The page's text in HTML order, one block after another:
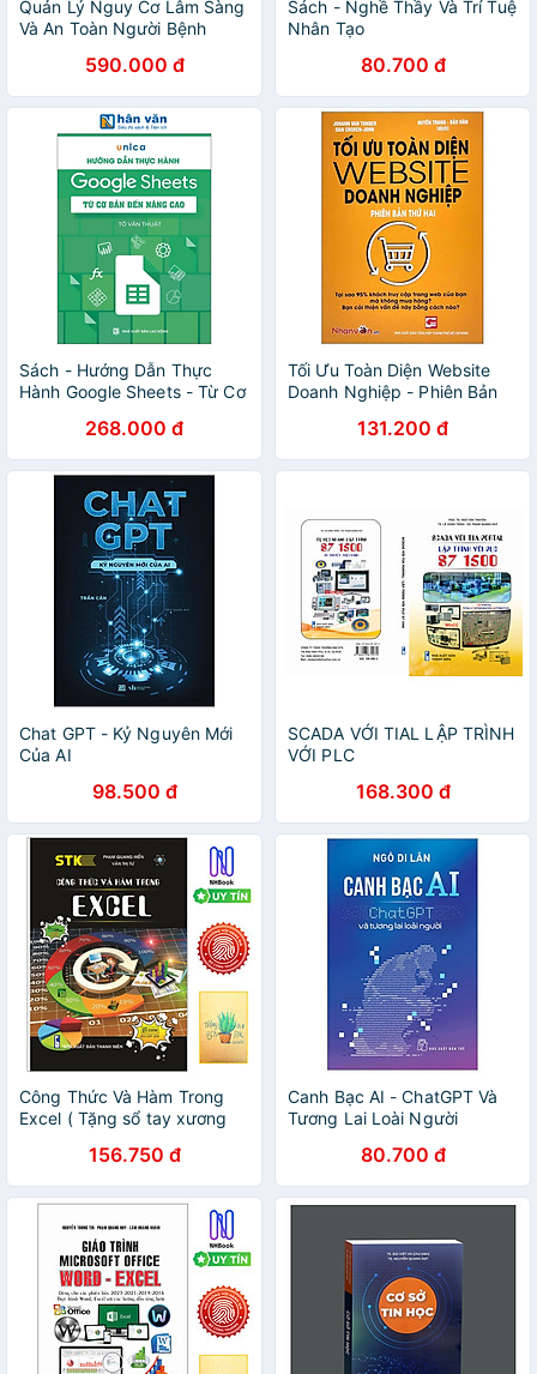
Quản Lý Nguy Cơ Lâm Sàng
Và An Toàn Người Bệnh
590.000 đ
Sách - Nghề Thầy Và Trí Tuệ
Nhân Tạo
80.700 đ
Sách - Hướng Dẫn Thực
Hành Google Sheets - Từ Cơ
268.000 đ
Tối Ưu Toàn Diện Website
Doanh Nghiệp - Phiên Bản
131.200 đ
Chat GPT - Kỷ Nguyên Mới
Của AI
98.500 đ
SCADA VỚI TIAL LẬP TRÌNH
VỚI PLC
168.300 đ
Công Thức Và Hàm Trong
Excel ( Tặng sổ tay xương
156.750 đ
Canh Bạc AI - ChatGPT Và
Tương Lai Loài Người
80.700 đ